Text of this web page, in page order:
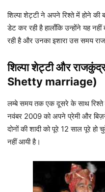
शिल्पा शेट्टी ने अपने रिश्ते में होने की
डेट कर रही है हालाँकि उन्होंने यह
रही है और उनका इशारा उस समय
शिल्पा शेट्टी और
Shetty marriage)
लम्बे समय तक एक दूसरे के साथ
नवंबर 2009 को अपने प्रेमी और
दोनों की शादी को पूरे 12 साल पूरे हो
नहीं आयी है।